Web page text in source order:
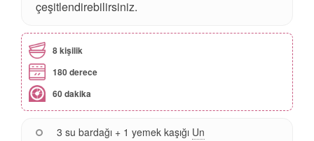
çeşitlendirebilirsiniz.
8 kişilik
180 derece
60 dakika
3 su bardağı + 1 yemek kaşığı Un